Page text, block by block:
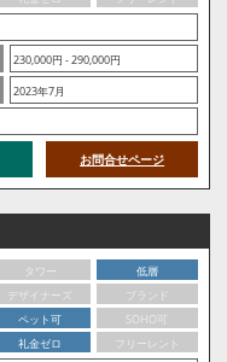
230,000円 - 290,000円
2023年7月
お問合せページ
タワー
低層
デザイナーズ
ブランド
ペット可
SOHO可
礼金ゼロ
フリーレント